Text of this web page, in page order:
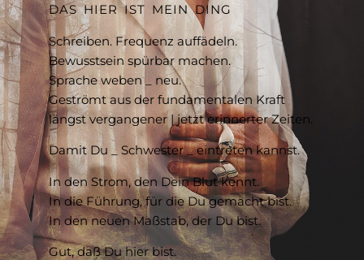
DAS HIER IST MEIN DING
Schreiben. Frequenz auffädeln.
Bewusstsein spürbar machen.
Sprache weben _ neu.
Geströmt aus der fundamentalen Kraft
längst vergangener | jetzt erinnerter Zeiten.
Damit Du _ Schwester _ eintreten kannst.
In den Strom, den Dein Blut kennt.
In die Führung, für die Du gemacht bist.
In den neuen Maßstab, der Du bist.
Gut, daß Du hier bist.